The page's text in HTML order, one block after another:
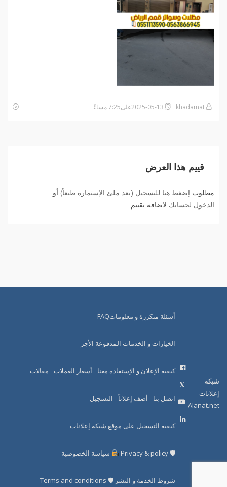
قييم هذا العرض
مطلوب إضغط هنا للتسجيل (بعد ملئ الإستمارة طبعاً) أو
الدخول لحسابك لاضافة تقييم
شبكة
إعلانات
Alanat.net
أسئلة متكررة و معلوماتFAQ
الخيارات و الخدمات المدفوعة الأجر
كيفية الإعلان و الإستفادة معنا أسعار العملات مقالات
اتصل بنا أضف إعلاناً التسجيل
كيفية التسجيل على موقع شبكة إعلانات
🛡 Privacy & policy سياسة الخصوصية
شروط الخدمة و النشر 🛡 Terms and conditions